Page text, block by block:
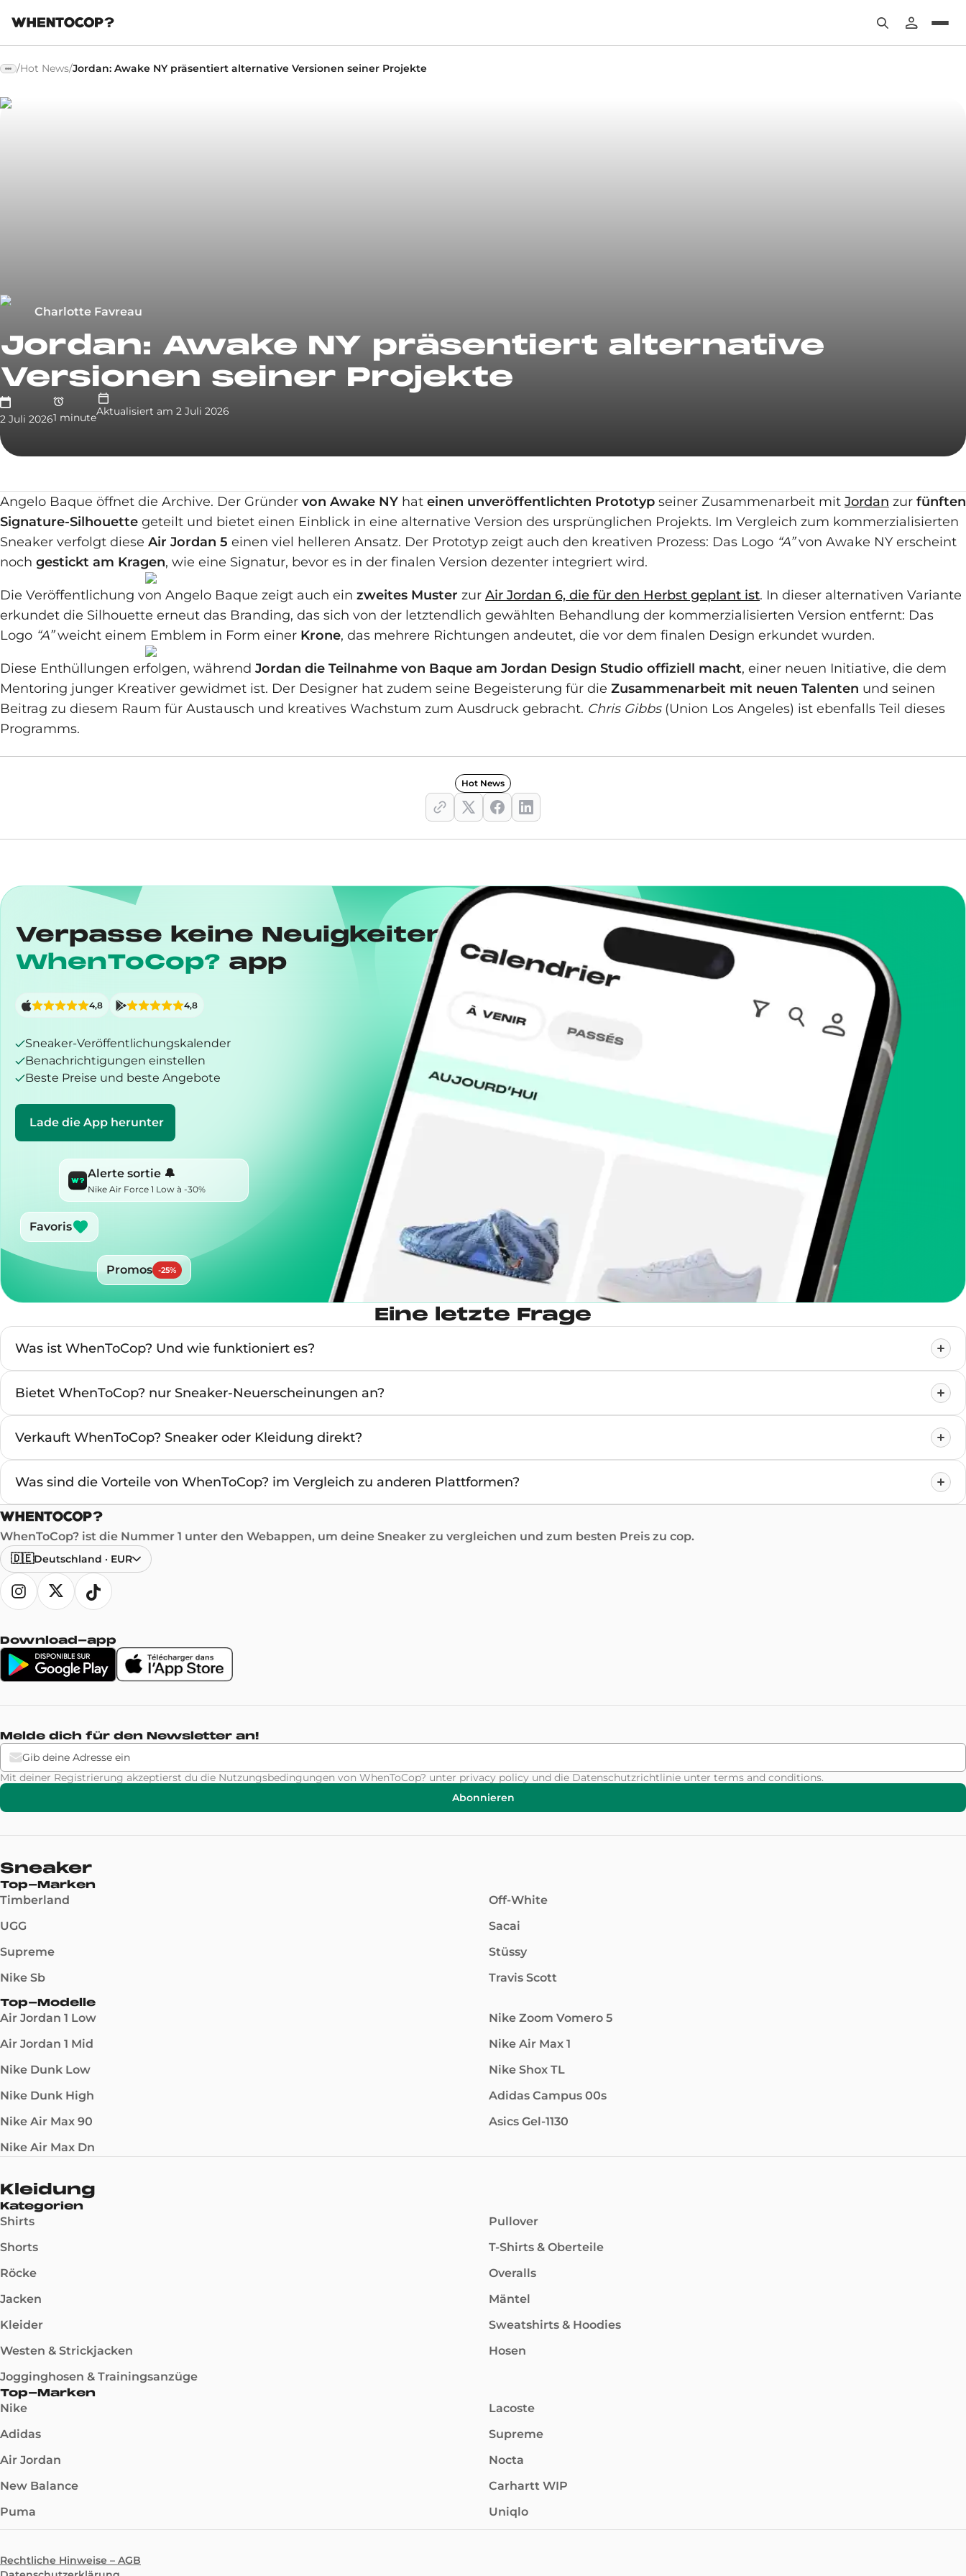
/Hot News/Jordan: Awake NY präsentiert alternative Versionen seiner Projekte
Charlotte Favreau
Jordan: Awake NY präsentiert alternative
Versionen seiner Projekte
2 Juli 20261 minuteAktualisiert am 2 Juli 2026
Angelo Baque öffnet die Archive. Der Gründer von Awake NY hat einen unveröffentlichten Prototyp seiner Zusammenarbeit mit Jordan zur fünften
Signature-Silhouette geteilt und bietet einen Einblick in eine alternative Version des ursprünglichen Projekts. Im Vergleich zum kommerzialisierten
Sneaker verfolgt diese Air Jordan 5 einen viel helleren Ansatz. Der Prototyp zeigt auch den kreativen Prozess: Das Logo “A”von Awake NY erscheint
noch gestickt am Kragen, wie eine Signatur, bevor es in der finalen Version dezenter integriert wird.
Die Veröffentlichung von Angelo Baque zeigt auch ein zweites Muster zur Air Jordan 6, die für den Herbst geplant ist. In dieser alternativen Variante
erkundet die Silhouette erneut das Branding, das sich von der letztendlich gewählten Behandlung der kommerzialisierten Version entfernt: Das
Logo “A”weicht einem Emblem in Form einer Krone, das mehrere Richtungen andeutet, die vor dem finalen Design erkundet wurden.
Diese Enthüllungen erfolgen, während Jordan die Teilnahme von Baque am Jordan Design Studio offiziell macht, einer neuen Initiative, die dem
Mentoring junger Kreativer gewidmet ist. Der Designer hat zudem seine Begeisterung für die Zusammenarbeit mit neuen Talenten und seinen
Beitrag zu diesem Raum für Austausch und kreatives Wachstum zum Ausdruck gebracht. Chris Gibbs(Union Los Angeles) ist ebenfalls Teil dieses
Programms.
Hot News
Verpasse keine Neuigkeiten von Drops mit dem
WhenToCop? app
Sneaker-Veröffentlichungskalender
Benachrichtigungen einstellen
Beste Preise und beste Angebote
Lade die App herunter
4,8 4,8
Alerte sortie 🔔
Nike Air Force 1 Low à -30%
Favoris
Promos -25%
Eine letzte Frage
Was ist WhenToCop? Und wie funktioniert es?
Bietet WhenToCop? nur Sneaker-Neuerscheinungen an?
Verkauft WhenToCop? Sneaker oder Kleidung direkt?
Was sind die Vorteile von WhenToCop? im Vergleich zu anderen Plattformen?
WhenToCop? ist die Nummer 1 unter den Webappen, um deine Sneaker zu vergleichen und zum besten Preis zu cop.
🇩🇪Deutschland · EUR
Download-app
Melde dich für den Newsletter an!
Mit deiner Registrierung akzeptierst du die Nutzungsbedingungen von WhenToCop? unter privacy policy und die Datenschutzrichtlinie unter terms and conditions.
Abonnieren
Sneaker
Top-Marken
Timberland
UGG
Supreme
Nike Sb
Off-White
Sacai
Stüssy
Travis Scott
Top-Modelle
Air Jordan 1 Low
Air Jordan 1 Mid
Nike Dunk Low
Nike Dunk High
Nike Air Max 90
Nike Air Max Dn
Nike Zoom Vomero 5
Nike Air Max 1
Nike Shox TL
Adidas Campus 00s
Asics Gel-1130
Kleidung
Kategorien
Shirts
Shorts
Röcke
Jacken
Kleider
Westen & Strickjacken
Jogginghosen & Trainingsanzüge
Pullover
T-Shirts & Oberteile
Overalls
Mäntel
Sweatshirts & Hoodies
Hosen
Top-Marken
Nike
Adidas
Air Jordan
New Balance
Puma
Lacoste
Supreme
Nocta
Carhartt WIP
Uniqlo
Rechtliche Hinweise – AGB